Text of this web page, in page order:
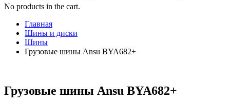
No products in the cart.
Главная
Шины и диски
Шины
Грузовые шины Ansu BYA682+
Грузовые шины Ansu BYA682+